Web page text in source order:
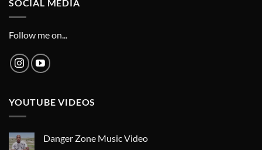
SOCIAL MEDIA
Follow me on...
YOUTUBE VIDEOS
Danger Zone Music Video